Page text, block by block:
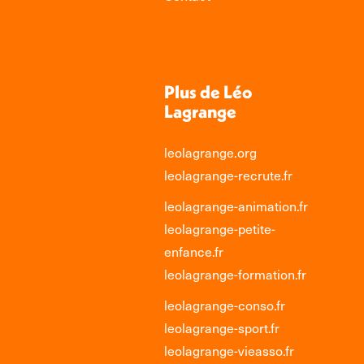
Plus de Léo
Lagrange
leolagrange.org
leolagrange-recrute.fr
leolagrange-animation.fr
leolagrange-petite-
enfance.fr
leolagrange-formation.fr
leolagrange-conso.fr
leolagrange-sport.fr
leolagrange-vieasso.fr